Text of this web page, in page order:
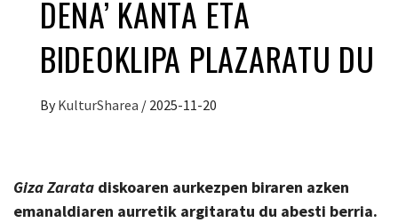
DENA’ KANTA ETA
BIDEOKLIPA PLAZARATU DU
By KulturSharea / 2025-11-20
Giza Zarata diskoaren aurkezpen biraren azken
emanaldiaren aurretik argitaratu du abesti berria.